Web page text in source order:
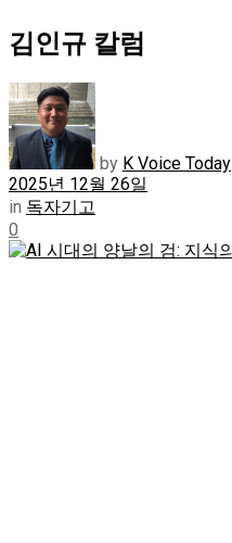
김인규 칼럼
by K Voice Today
2025년 12월 26일
in 독자기고
0